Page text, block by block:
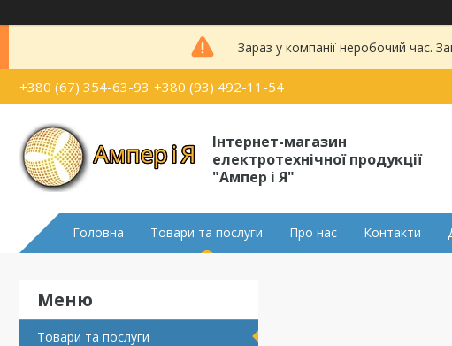
Зараз у компанії неробочий час.
+380 (67) 354-63-93 +380 (93) 492-11-54
Інтернет-магазин
електротехнічної продукції
"Ампер і Я"
Головна Товари та послуги Про нас Контакти
Товари та послуги